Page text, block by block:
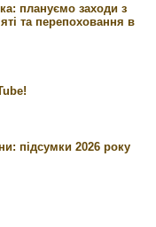
плануємо заходи з
та перепоховання в
підсумки 2026 року